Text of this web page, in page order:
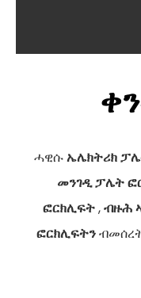
ሓዊሱኤሌክትሪክ
መንገዲ ፓሌት
ፎርክሊፍት,ብዙሕ
ፎርክሊፍትን